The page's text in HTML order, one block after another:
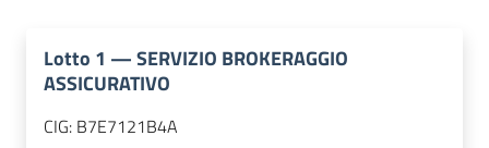
Lotto 1 —SERVIZIO BROKERAGGIO
ASSICURATIVO
CIG: B7E7121B4A